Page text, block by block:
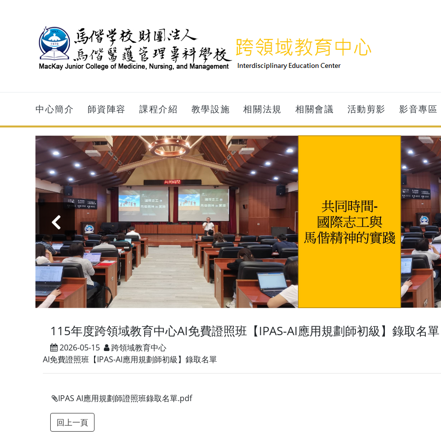
中心簡介 師資陣容 課程介紹 教學設施 相關法規 相關會議 活動剪影 影音專區
‹
115年度跨領域教育中心AI免費證照班【IPAS-AI應用規劃師初級】錄取名單
2026-05-15
跨領域教育中心
AI免費證照班【IPAS-AI應用規劃師初級】錄取名單
IPAS AI應用規劃師證照班錄取名單.pdf